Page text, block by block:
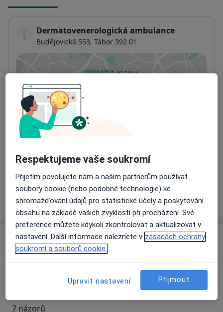
Dermatovenerologická ambulance
Budějovická 553, Tábor 392 01
Přiblížit mapu
Dostupnost
Na této adrese online kalendář není aktivní
Co mám v takové situaci udělat?
Na teto adrese lékař přijímá pacienty na pojišťovnu
Detaily
Víceo adrese
Názory
7 názorů
Respektujeme vaše soukromí
Přijetím povolujete nám a našim partnerům používat
soubory cookie (nebo podobné technologie) ke
shromažďování údajů pro statistické účely a poskytování
obsahu na základě vašich zvyklostí při procházení. Své
preference můžete kdykoli zkontrolovat a aktualizovat v
nastavení. Další informace naleznete v zásadách ochrany
soukromí a souborů cookie.
Upravit nastavení Přijmout